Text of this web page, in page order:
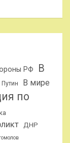
РФ
В
В мире
по
ДНР